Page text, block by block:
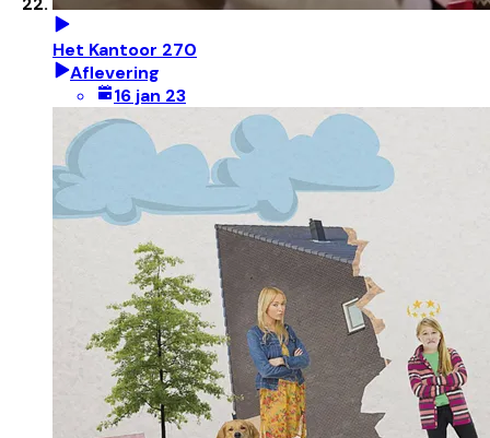
Het Kantoor 270
Aflevering
16 jan 23